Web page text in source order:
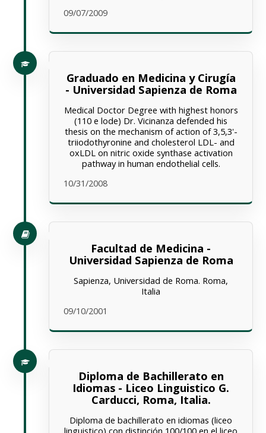
09/07/2009
Graduado en Medicina y Cirugía
- Universidad Sapienza de Roma
Medical Doctor Degree with highest honors
(110 e lode) Dr. Vicinanza defended his
thesis on the mechanism of action of 3,5,3'-
triiodothyronine and cholesterol LDL- and
oxLDL on nitric oxide synthase activation
pathway in human endothelial cells.
10/31/2008
Facultad de Medicina -
Universidad Sapienza de Roma
Sapienza, Universidad de Roma. Roma,
Italia
09/10/2001
Diploma de Bachillerato en
Idiomas - Liceo Linguistico G.
Carducci, Roma, Italia.
Diploma de bachillerato en idiomas (liceo
linguistico) con distinción 100/100 en el liceo